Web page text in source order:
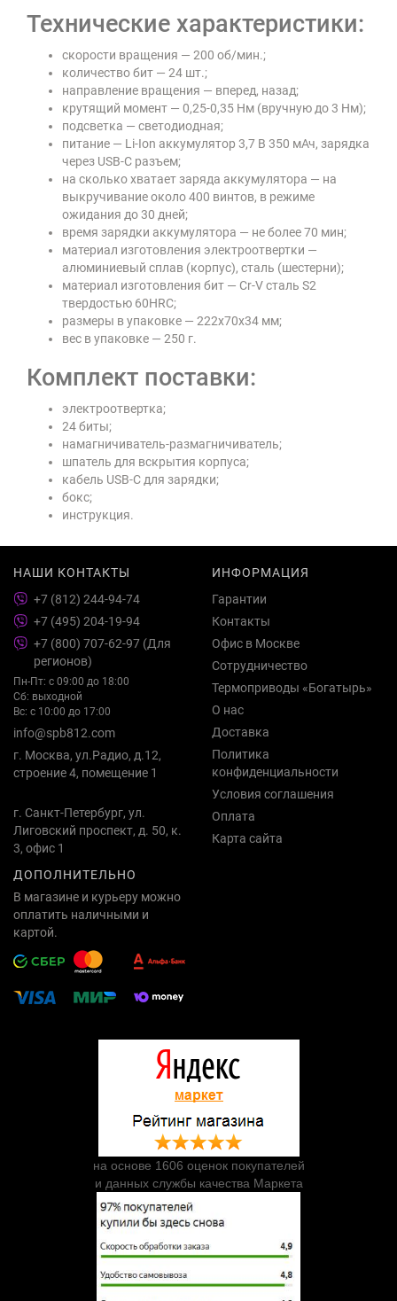
Технические характеристики:
скорости вращения — 200 об/мин.;
количество бит — 24 шт.;
направление вращения — вперед, назад;
крутящий момент — 0,25-0,35 Нм (вручную до 3 Нм);
подсветка — светодиодная;
питание — Li-Ion аккумулятор 3,7 В 350 мАч, зарядка
через USB-C разъем;
на сколько хватает заряда аккумулятора — на
выкручивание около 400 винтов, в режиме
ожидания до 30 дней;
время зарядки аккумулятора — не более 70 мин;
материал изготовления электроотвертки —
алюминиевый сплав (корпус), сталь (шестерни);
материал изготовления бит — Cr-V сталь S2
твердостью 60HRC;
размеры в упаковке — 222х70х34 мм;
вес в упаковке — 250 г.
Комплект поставки:
электроотвертка;
24 биты;
намагничиватель-размагничиватель;
шпатель для вскрытия корпуса;
кабель USB-C для зарядки;
бокс;
инструкция.
НАШИ КОНТАКТЫ
+7 (812) 244-94-74
+7 (495) 204-19-94
+7 (800) 707-62-97 (Для
регионов)
Пн-Пт: с 09:00 до 18:00
Сб: выходной
Вс: с 10:00 до 17:00
info@spb812.com
г. Москва, ул.Радио, д.12,
строение 4, помещение 1
г. Санкт-Петербург, ул.
Лиговский проспект, д. 50, к.
3, офис 1
ИНФОРМАЦИЯ
Гарантии
Контакты
Офис в Москве
Сотрудничество
Термоприводы «Богатырь»
О нас
Доставка
Политика
конфиденциальности
Условия соглашения
Оплата
Карта сайта
ДОПОЛНИТЕЛЬНО
В магазине и курьеру можно
оплатить наличными и
картой.
на основе 1606 оценок покупателей
и данных службы качества Маркета